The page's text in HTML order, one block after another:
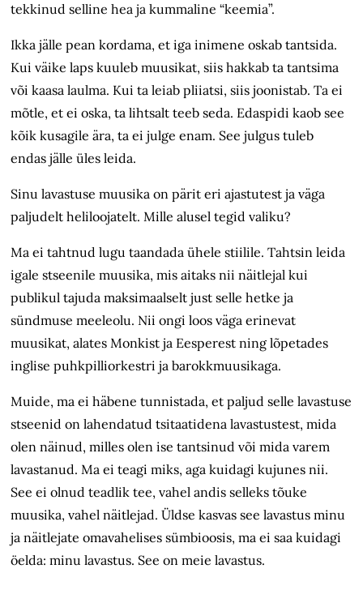
tekkinud selline hea ja kummaline “keemia”.
Ikka jälle pean kordama, et iga inimene oskab tantsida.
Kui väike laps kuuleb muusikat, siis hakkab ta tantsima
või kaasa laulma. Kui ta leiab pliiatsi, siis joonistab. Ta ei
mõtle, et ei oska, ta lihtsalt teeb seda. Edaspidi kaob see
kõik kusagile ära, ta ei julge enam. See julgus tuleb
endas jälle üles leida.
Sinu lavastuse muusika on pärit eri ajastutest ja väga
paljudelt heliloojatelt. Mille alusel tegid valiku?
Ma ei tahtnud lugu taandada ühele stiilile. Tahtsin leida
igale stseenile muusika, mis aitaks nii näitlejal kui
publikul tajuda maksimaalselt just selle hetke ja
sündmuse meeleolu. Nii ongi loos väga erinevat
muusikat, alates Monkist ja Eesperest ning lõpetades
inglise puhkpilliorkestri ja barokkmuusikaga.
Muide, ma ei häbene tunnistada, et paljud selle lavastuse
stseenid on lahendatud tsitaatidena lavastustest, mida
olen näinud, milles olen ise tantsinud või mida varem
lavastanud. Ma ei teagi miks, aga kuidagi kujunes nii.
See ei olnud teadlik tee, vahel andis selleks tõuke
muusika, vahel näitlejad. Üldse kasvas see lavastus minu
ja näitlejate omavahelises sümbioosis, ma ei saa kuidagi
öelda: minu lavastus. See on meie lavastus.